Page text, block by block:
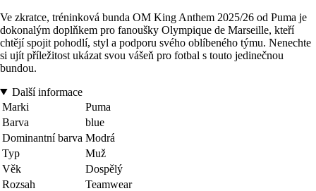
Ve zkratce, tréninková bunda OM King Anthem 2025/26 od Puma je
dokonalým doplňkem pro fanoušky Olympique de Marseille, kteří
chtějí spojit pohodlí, styl a podporu svého oblíbeného týmu. Nenechte
si ujít příležitost ukázat svou vášeň pro fotbal s touto jedinečnou
bundou.
Další informace
Marki
Puma
Barva
blue
Dominantní barva Modrá
Typ
Muž
Věk
Dospělý
Rozsah
Teamwear